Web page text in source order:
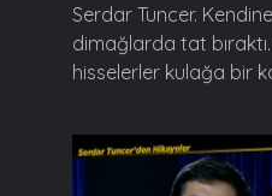
Serdar Tuncer.
dimağlarda tat
hisselerler kulağa bir